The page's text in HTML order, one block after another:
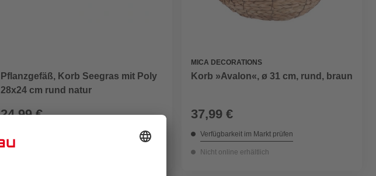
Pflanzgefäß, Korb Seegras mit Poly
28x24 cm rund natur
24,99 €
MICA DECORATIONS
Korb »Avalon«, ø 31 cm, rund, braun
37,99 €
Verfügbarkeit im Markt prüfen
Nicht online erhältlich